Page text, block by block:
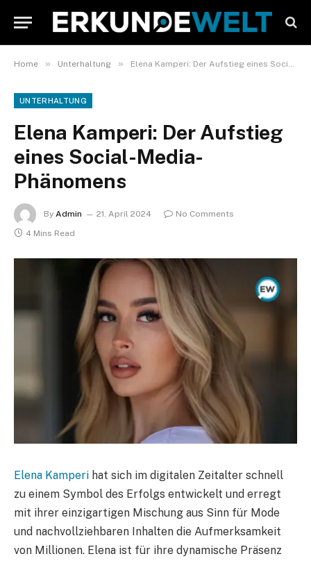
Home » Unterhaltung » Elena Kamperi: Der Aufstieg eines Social-Media-Phänomens
UNTERHALTUNG
Elena Kamperi: Der Aufstieg
eines Social-Media-
Phänomens
By Admin 21. April 2024
No Comments
4 Mins Read
Elena Kamperi hat sich im digitalen Zeitalter schnell
zu einem Symbol des Erfolgs entwickelt und erregt
mit ihrer einzigartigen Mischung aus Sinn für Mode
und nachvollziehbaren Inhalten die Aufmerksamkeit
von Millionen. Elena ist für ihre dynamische Präsenz